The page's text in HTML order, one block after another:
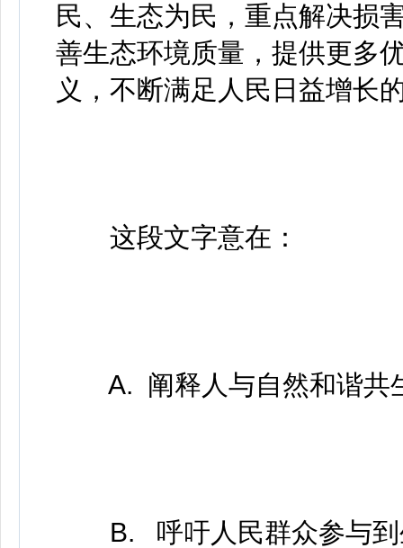
民、生态为民，重点解决损
善生态环境质量，提供更多
义，不断满足人民日益增长
这段文字意在：
A. 阐释人与自然和谐共
B. 呼吁人民群众参与到